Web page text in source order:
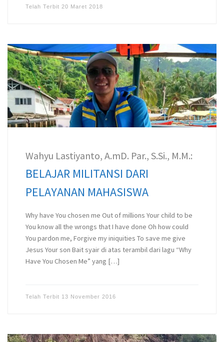
Telah Terbit 20 Maret 2018
Wahyu Lastiyanto, A.mD. Par., S.Si., M.M.:
BELAJAR MILITANSI DARI
PELAYANAN MAHASISWA
Why have You chosen me Out of millions Your child to be
You know all the wrongs that I have done Oh how could
You pardon me, Forgive my iniquities To save me give
Jesus Your son Bait syair di atas terambil dari lagu “Why
Have You Chosen Me” yang […]
Telah Terbit 13 November 2016